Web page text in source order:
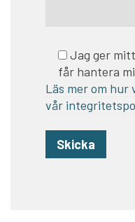
Jag ger
får hantera
Läs mer om
vår